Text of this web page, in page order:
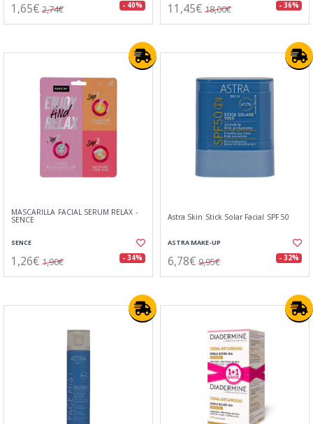
1,65€ 2,74€ - 40% 11,45€ 18,00€ - 36%
MASCARILLA FACIAL SERUM RELAX -
SENCE
SENCE
1,26€ 1,90€ - 34%
Astra Skin Stick Solar Facial SPF 50
ASTRA MAKE-UP
6,78€ 9,95€ - 32%